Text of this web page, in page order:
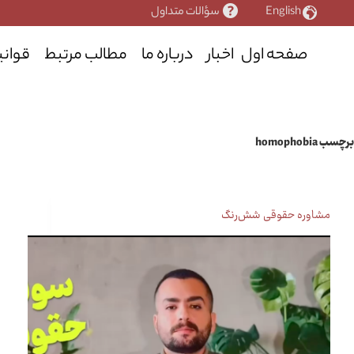
به
English سؤالات متداول
صفحه اول اخبار درباره ما مطالب مرتبط
برچسب
مشاوره حقوقی شش‌رنگ